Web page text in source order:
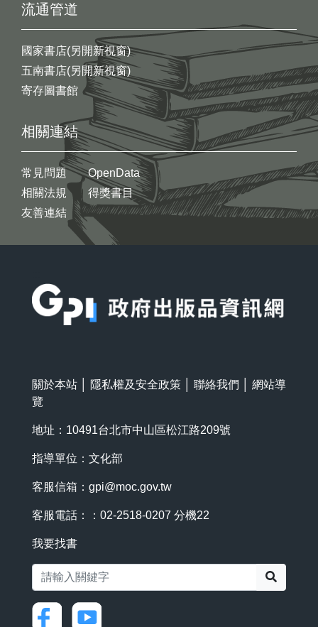
流通管道
國家書店(另開新視窗)
五南書店(另開新視窗)
寄存圖書館
相關連結
常見問題
相關法規
友善連結
OpenData
得獎書目
關於本站 隱私權及安全政策 聯絡我們
網站導
覽
地址：10491台北市中山區松江路209號
指導單位：文化部
客服信箱： gpi@moc.gov.tw
客服電話：：02-2518-0207 分機22
我要找書